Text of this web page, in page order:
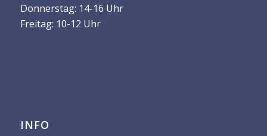
Donnerstag: 14-16 Uhr
Freitag: 10-12 Uhr
INFO